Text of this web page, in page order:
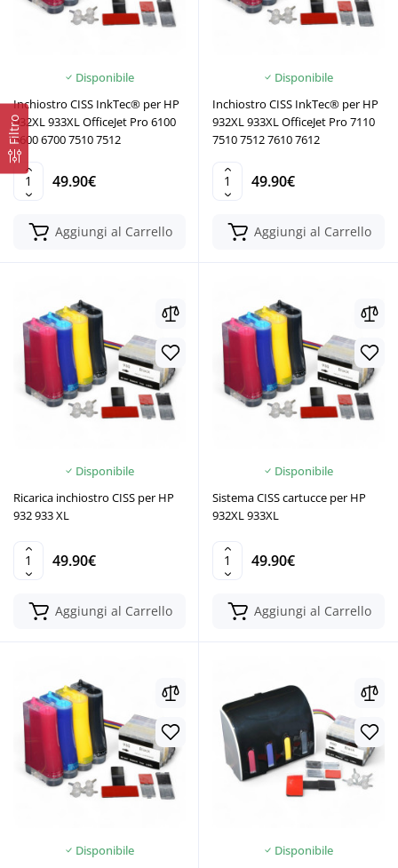
Filtro
Disponibile
Inchiostro CISS InkTec® per HP
932XL 933XL OfficeJet Pro 6100
6600 6700 7510 7512
49.90€
Aggiungi al Carrello
Disponibile
Inchiostro CISS InkTec® per HP
932XL 933XL OfficeJet Pro 7110
7510 7512 7610 7612
49.90€
Aggiungi al Carrello
Disponibile
Ricarica inchiostro CISS per HP
932 933 XL
49.90€
Aggiungi al Carrello
Disponibile
Sistema CISS cartucce per HP
932XL 933XL
49.90€
Aggiungi al Carrello
Disponibile
Disponibile